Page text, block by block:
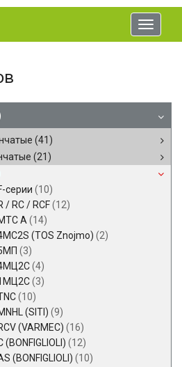
Toggle
(41)
(21)
серии (10)
/ RC / RCF(12)
A (14)
(TOS Znojmo) (2)
(3)
(4)
(3)
(10)
(SITI) (9)
(VARMEC) (16)
(12)
(BONFIGLIOLI) (10)